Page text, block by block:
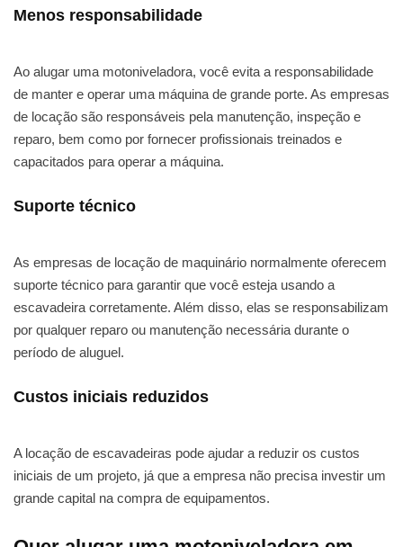
Menos responsabilidade
Ao alugar uma motoniveladora, você evita a responsabilidade
de manter e operar uma máquina de grande porte. As empresas
de locação são responsáveis pela manutenção, inspeção e
reparo, bem como por fornecer profissionais treinados e
capacitados para operar a máquina.
Suporte técnico
As empresas de locação de maquinário normalmente oferecem
suporte técnico para garantir que você esteja usando a
escavadeira corretamente. Além disso, elas se responsabilizam
por qualquer reparo ou manutenção necessária durante o
período de aluguel.
Custos iniciais reduzidos
A locação de escavadeiras pode ajudar a reduzir os custos
iniciais de um projeto, já que a empresa não precisa investir um
grande capital na compra de equipamentos.